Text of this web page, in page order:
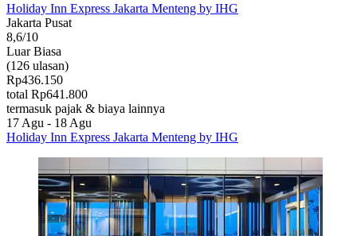
Holiday Inn Express Jakarta Menteng by IHG
Jakarta Pusat
8,6/10
Luar Biasa
(126 ulasan)
Rp436.150
total Rp641.800
termasuk pajak & biaya lainnya
17 Agu - 18 Agu
Holiday Inn Express Jakarta Menteng by IHG